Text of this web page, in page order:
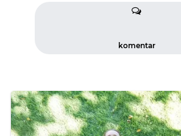
komentar